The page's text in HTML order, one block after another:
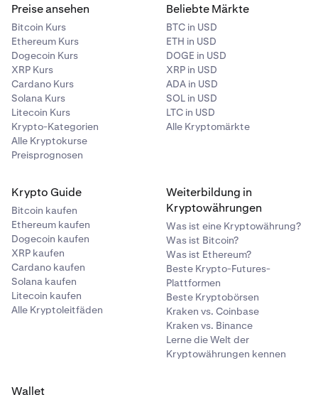
3
Du kannst den genauen Betrag auch über die
Zifferntastatur eingeben und dann aufFertig
Preise ansehen
Bitcoin Kurs
Ethereum Kurs
Dogecoin Kurs
XRP Kurs
Cardano Kurs
Solana Kurs
Litecoin Kurs
Krypto-Kategorien
Alle Kryptokurse
Preisprognosen
Beliebte Märkte
BTC in USD
ETH in USD
DOGE in USD
XRP in USD
ADA in USD
SOL in USD
LTC in USD
Alle Kryptomärkte
Krypto Guide
Bitcoin kaufen
Ethereum kaufen
Dogecoin kaufen
XRP kaufen
Cardano kaufen
Solana kaufen
Litecoin kaufen
Alle Kryptoleitfäden
Weiterbildung in
Kryptowährungen
Was ist eine Kryptowährung?
Was ist Bitcoin?
Was ist Ethereum?
Beste Krypto-Futures-
Plattformen
Beste Kryptobörsen
Kraken vs. Coinbase
Kraken vs. Binance
Lerne die Welt der
Kryptowährungen kennen
Wallet